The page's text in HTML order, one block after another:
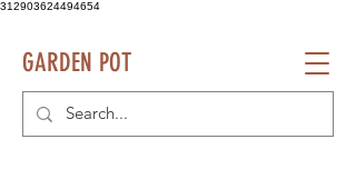
312903624494654
GARDEN POT